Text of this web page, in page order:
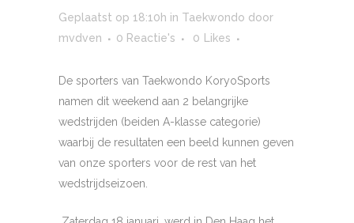
Geplaatst op 18:10h in Taekwondo door
mvdven
0 Reactie's 0 Likes
De sporters van Taekwondo KoryoSports
namen dit weekend aan 2 belangrijke
wedstrijden (beiden A-klasse categorie)
waarbij de resultaten een beeld kunnen geven
van onze sporters voor de rest van het
wedstrijdseizoen.